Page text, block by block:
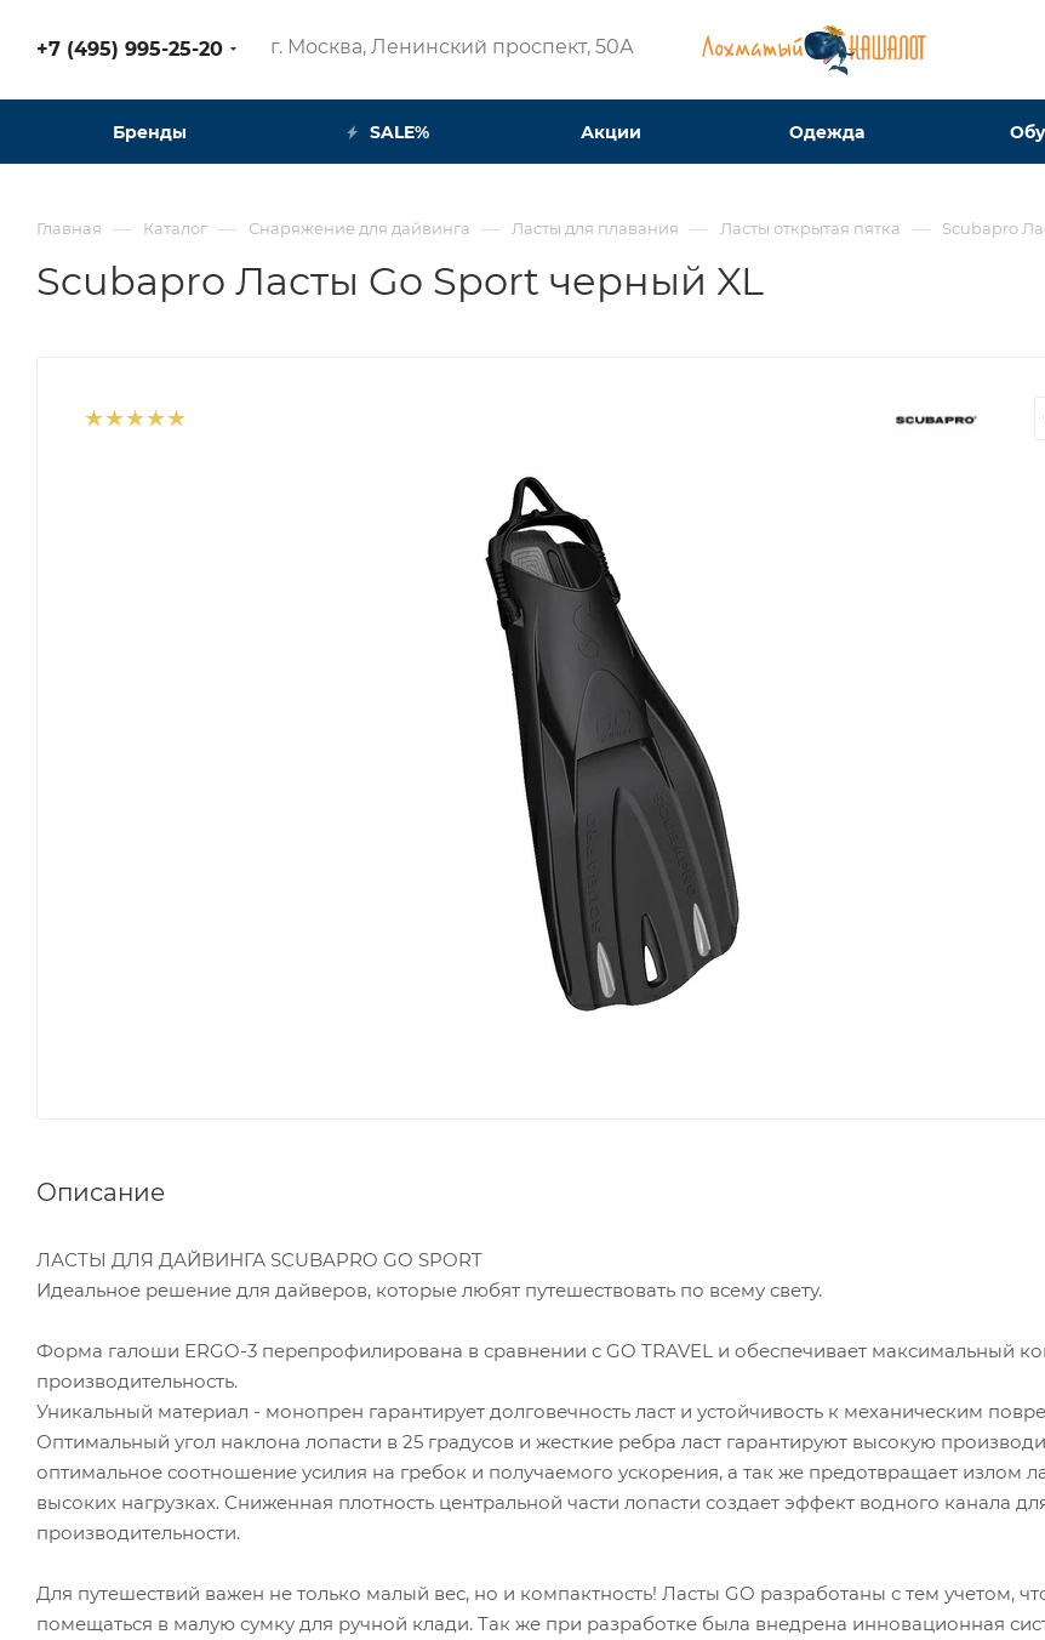
+7 (495) 995-25-20​ г. Москва, Ленинский проспект, 50А​
Бренды SALE% Акции Одежда
Главная — Каталог — Снаряжение для дайвинга — Ласты для плавания — Ласты открытая пятка — Scubapro
Scubapro Ласты Go Sport черный XL
Описание
ЛАСТЫ ДЛЯ ДАЙВИНГА SCUBAPRO GO SPORT
Идеальное решение для дайверов, которые любят путешествовать по всему свету.
Форма галоши ERGO-3 перепрофилирована в сравнении с GO TRAVEL и обеспечивает максимальный
производительность.
Уникальный материал - монопрен гарантирует долговечность ласт и устойчивость к механическим
Оптимальный угол наклона лопасти в 25 градусов и жесткие ребра ласт гарантируют высокую
оптимальное соотношение усилия на гребок и получаемого ускорения, а так же предотвращает излом
высоких нагрузках. Сниженная плотность центральной части лопасти создает эффект водного канала
производительности.
Для путешествий важен не только малый вес, но и компактность! Ласты GO разработаны с тем учетом,
помещаться в малую сумку для ручной клади. Так же при разработке была внедрена инновационная